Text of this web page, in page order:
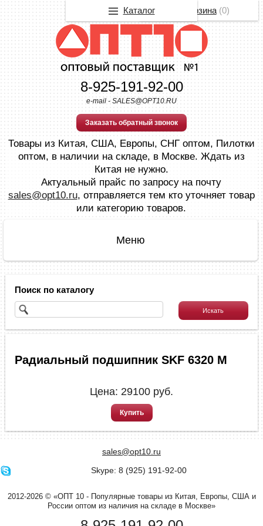
8-925-191-92-00
e-mail - SALES@OPT10.RU
Заказать обратный звонок
Товары из Китая, США, Европы, СНГ оптом, Пилотки
оптом, в наличии на складе, в Москве. Ждать из
Китая не нужно.
Актуальный прайс по запросу на почту
sales@opt10.ru, отправляется тем кто уточняет товар
или категорию товаров.
Поиск по каталогу
Радиальный подшипник SKF 6320 M
Цена: 29100 руб.
Купить
sales@opt10.ru
Skype: 8 (925) 191-92-00
2012-2026 © «ОПТ 10 - Популярные товары из Китая, Европы, США и
России оптом из наличия на складе в Москве»
Корзина(0)
Каталог